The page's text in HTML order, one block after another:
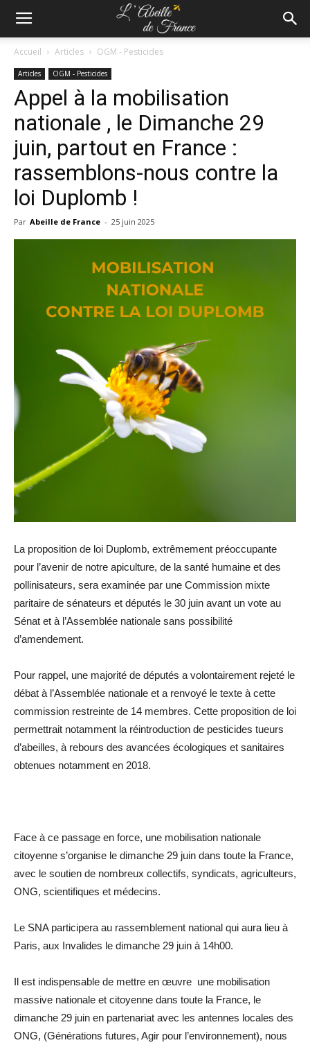
Accueil Articles OGM - Pesticides
Articles OGM - Pesticides
Appel à la mobilisation
nationale , le Dimanche 29
juin, partout en France :
rassemblons-nous contre la
loi Duplomb !
Par Abeille de France - 25 juin 2025
La proposition de loi Duplomb, extrêmement préoccupante
pour l’avenir de notre apiculture, de la santé humaine et des
pollinisateurs, sera examinée par une Commission mixte
paritaire de sénateurs et députés le 30 juin avant un vote au
Sénat et à l’Assemblée nationale sans possibilité
d’amendement.
Pour rappel, une majorité de députés a volontairement rejeté le
débat à l’Assemblée nationale et a renvoyé le texte à cette
commission restreinte de 14 membres. Cette proposition de loi
permettrait notamment la réintroduction de pesticides tueurs
d’abeilles, à rebours des avancées écologiques et sanitaires
obtenues notamment en 2018.
Face à ce passage en force, une mobilisation nationale
citoyenne s’organise le dimanche 29 juin dans toute la France,
avec le soutien de nombreux collectifs, syndicats, agriculteurs,
ONG, scientifiques et médecins.
Le SNA participera au rassemblement national qui aura lieu à
Paris, aux Invalides le dimanche 29 juin à 14h00.
Il est indispensable de mettre en œuvre une mobilisation
massive nationale et citoyenne dans toute la France, le
dimanche 29 juin en partenariat avec les antennes locales des
ONG, (Générations futures, Agir pour l’environnement), nous